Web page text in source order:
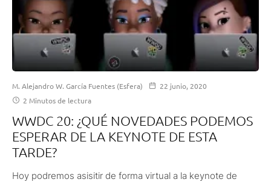
M. Alejandro W. García Fuentes (Esfera)
22 junio, 2020
2 Minutos de lectura
WWDC 20: ¿QUÉ NOVEDADES PODEMOS
ESPERAR DE LA KEYNOTE DE ESTA
TARDE?
Hoy podremos asisitir de forma virtual a la keynote de